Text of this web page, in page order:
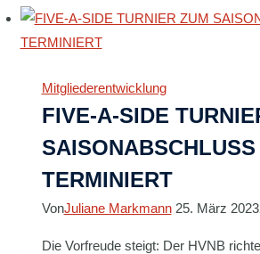
Mitgliederentwicklung
FIVE-A-SIDE
SAISONABSCHLUSS
TERMINIERT
VonJuliane Markmann 25. März 2023
Die Vorfreude steigt: Der HVNB